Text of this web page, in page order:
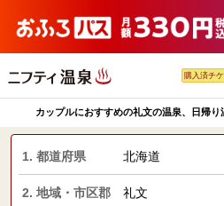
購入済チ
カップルにおすすめの礼文の温泉、日帰
1. 都道府県 北海道
2. 地域・市区郡 礼文